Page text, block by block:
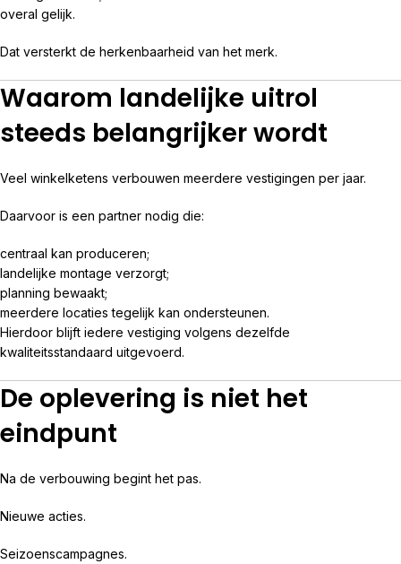
overal gelijk.
Dat versterkt de herkenbaarheid van het merk.
Waarom landelijke uitrol
steeds belangrijker wordt
Veel winkelketens verbouwen meerdere vestigingen per jaar.
Daarvoor is een partner nodig die:
centraal kan produceren;
landelijke montage verzorgt;
planning bewaakt;
meerdere locaties tegelijk kan ondersteunen.
Hierdoor blijft iedere vestiging volgens dezelfde
kwaliteitsstandaard uitgevoerd.
De oplevering is niet het
eindpunt
Na de verbouwing begint het pas.
Nieuwe acties.
Seizoenscampagnes.